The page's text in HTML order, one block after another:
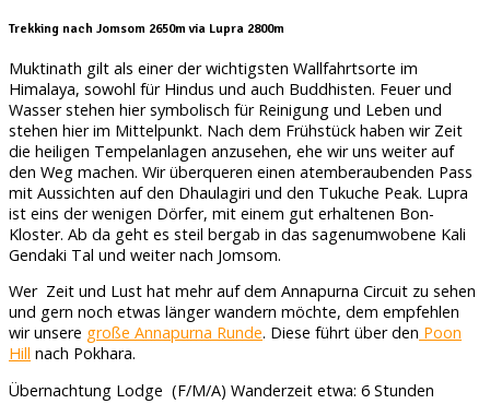
Trekking nach Jomsom 2650m via Lupra 2800m
Muktinath gilt als einer der wichtigsten Wallfahrtsorte im
Himalaya, sowohl für Hindus und auch Buddhisten. Feuer und
Wasser stehen hier symbolisch für Reinigung und Leben und
stehen hier im Mittelpunkt. Nach dem Frühstück haben wir Zeit
die heiligen Tempelanlagen anzusehen, ehe wir uns weiter auf
den Weg machen. Wir überqueren einen atemberaubenden Pass
mit Aussichten auf den Dhaulagiri und den Tukuche Peak. Lupra
ist eins der wenigen Dörfer, mit einem gut erhaltenen Bon-
Kloster. Ab da geht es steil bergab in das sagenumwobene Kali
Gendaki Tal und weiter nach Jomsom.
Wer Zeit und Lust hat mehr auf dem Annapurna Circuit zu sehen
und gern noch etwas länger wandern möchte, dem empfehlen
wir unsere große Annapurna Runde. Diese führt über den Poon
Hill nach Pokhara.
Übernachtung Lodge (F/M/A) Wanderzeit etwa: 6 Stunden